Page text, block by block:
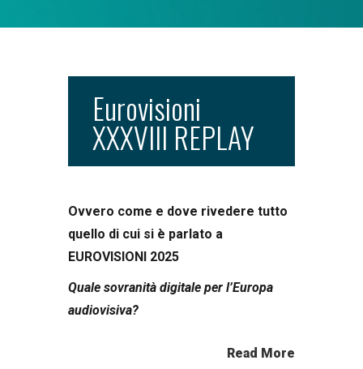
Eurovisioni
XXXVIII REPLAY
Ovvero come e dove rivedere tutto
quello di cui si è parlato a
EUROVISIONI 2025
Quale sovranità digitale per l’Europa
audiovisiva?
Read More